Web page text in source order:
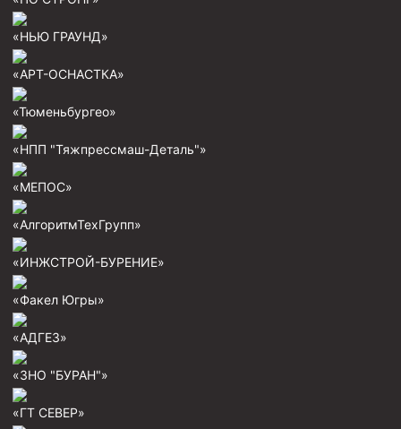
Центраторы колонные
Герметизаторы устьевые
Башмаки колонные
Инструмент для бурения и КРС (ловильный, аварийный)
Перья гидромониторные
Пауки гидравлические
Пауки механические
Скреперы механические
«НЬЮ ГРАУНД»
«АРТ-ОСНАСТКА»
«Тюменьбургео»
«НПП "Тяжпрессмаш-Деталь"»
«МЕПОС»
«АлгоритмТехГрупп»
«ИНЖСТРОЙ-БУРЕНИЕ»
«Факел Югры»
«АДГЕЗ»
«ЗНО "БУРАН"»
«ГТ СЕВЕР»